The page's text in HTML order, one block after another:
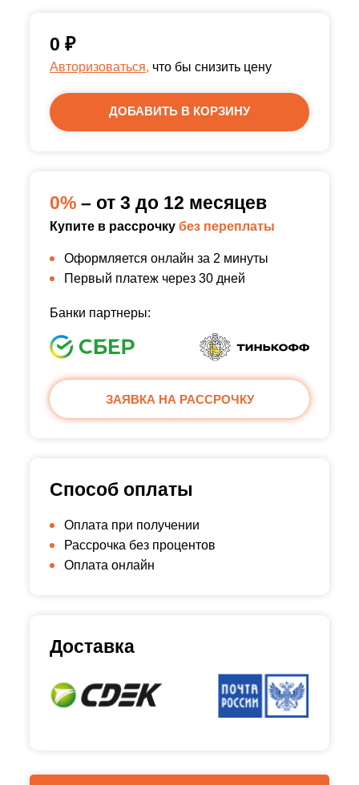
0 ₽
Авторизоваться, что бы снизить цену
ДОБАВИТЬ В КОРЗИНУ
0% – от 3 до 12 месяцев
Купите в рассрочку без переплаты
Оформляется онлайн за 2 минуты
Первый платеж через 30 дней
Банки партнеры:
ЗАЯВКА НА РАССРОЧКУ
Способ оплаты
Оплата при получении
Рассрочка без процентов
Оплата онлайн
Доставка